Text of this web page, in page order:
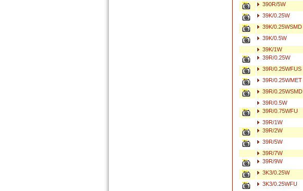
390R/5W
39K/0.25W
39K/0.25WSMD
39K/0.5W
39K/1W
39R/0.25W
39R/0.25WFUS
39R/0.25WMET
39R/0.25WSMD
39R/0.5W
39R/0.75WFU
39R/1W
39R/2W
39R/5W
39R/7W
39R/9W
3K3/0.25W
3K3/0.25WFU